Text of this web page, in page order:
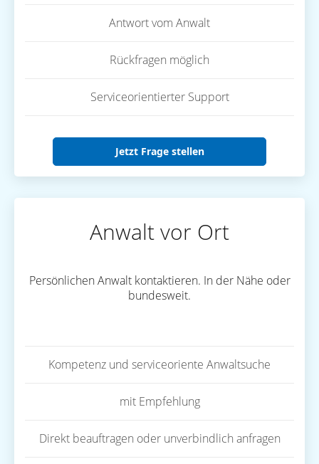
Antwort vom Anwalt
Rückfragen möglich
Serviceorientierter Support
Jetzt Frage stellen
Anwalt vor Ort
Persönlichen Anwalt kontaktieren. In der Nähe oder
bundesweit.
Kompetenz und serviceoriente Anwaltsuche
mit Empfehlung
Direkt beauftragen oder unverbindlich anfragen